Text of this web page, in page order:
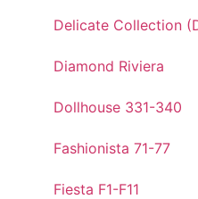
Delicate Collection
Diamond Riviera
Dollhouse 331-340
Fashionista 71-77
Fiesta F1-F11